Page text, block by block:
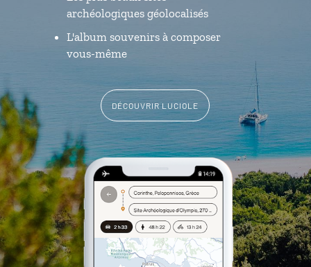
archéologiques géolocalisés
L'album souvenirs à composer
vous-même
DÉCOUVRIR LUCIOLE